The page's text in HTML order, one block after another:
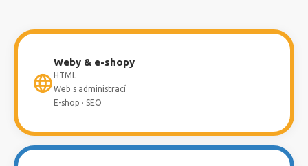
Weby & e-shopy
HTML
Web s administrací
E-shop · SEO